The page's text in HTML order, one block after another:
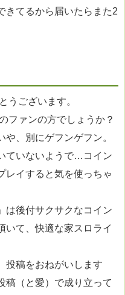
きてるから届いたらまた2
うございます。
ファンの方でしょうか？
、別にゲフンゲフン。
ていないようで…コイン
レイすると気を使っちゃ
は後付サクサクなコイン
いて、快適な家スロライ
投稿をおねがいします
稿（と愛）で成り立って